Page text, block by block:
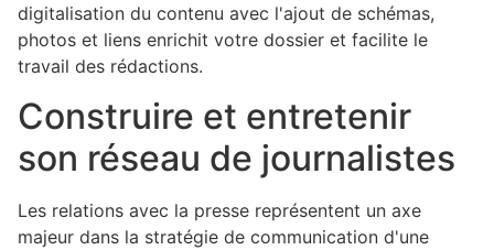
digitalisation du contenu avec l'ajout de schémas,
photos et liens enrichit votre dossier et facilite le
travail des rédactions.
Construire et entretenir
son réseau de journalistes
Les relations avec la presse représentent un axe
majeur dans la stratégie de communication d'une